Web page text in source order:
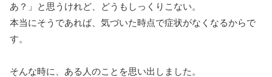
あ？」と思うけれど、どうもしっくりこない。
本当にそうであれば、気づいた時点で症状がなくなるからで
す。
そんな時に、ある人のことを思い出しました。